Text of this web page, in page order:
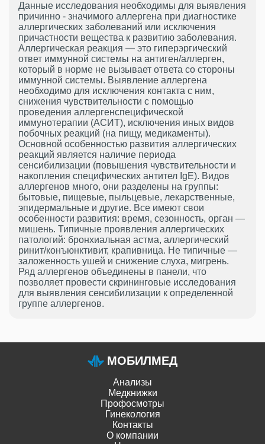
Данные исследования необходимы для выявления
причинно - значимого аллергена при диагностике
аллергических заболеваний или исключения
причастности вещества к развитию заболевания.
Аллергическая реакция — это гиперэргический
ответ иммунной системы на антиген/аллерген,
который в норме не вызывает ответа со стороны
иммунной системы. Выявление аллергена
необходимо для исключения контакта с ним,
снижения чувствительности с помощью
проведения аллергенспецифической
иммунотерапии (АСИТ), исключения иных видов
побочных реакций (на пищу, медикаменты).
Основной особенностью развития аллергических
реакций является наличие периода
сенсибилизации (повышения чувствительности и
накопления специфических антител IgE). Видов
аллергенов много, они разделены на группы:
бытовые, пищевые, пыльцевые, лекарственные,
эпидермальные и другие. Все имеют свои
особенности развития: время, сезонность, орган —
мишень. Типичные проявления аллергических
патологий: бронхиальная астма, аллергический
ринит/конъюнктивит, крапивница. Не типичные —
заложенность ушей и снижение слуха, мигрень.
Ряд аллергенов объединены в панели, что
позволяет провести скрининговые исследования
для выявления сенсибилизации к определенной
группе аллергенов.
МОБИЛМЕД
Анализы
Медкнижки
Профосмотры
Гинекология
Контакты
О компании